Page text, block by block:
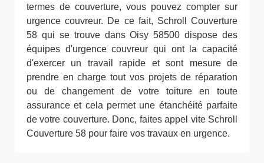
termes de couverture, vous pouvez compter sur
urgence couvreur. De ce fait, Schroll Couverture
58 qui se trouve dans Oisy 58500 dispose des
équipes d'urgence couvreur qui ont la capacité
d'exercer un travail rapide et sont mesure de
prendre en charge tout vos projets de réparation
ou de changement de votre toiture en toute
assurance et cela permet une étanchéité parfaite
de votre couverture. Donc, faites appel vite Schroll
Couverture 58 pour faire vos travaux en urgence.